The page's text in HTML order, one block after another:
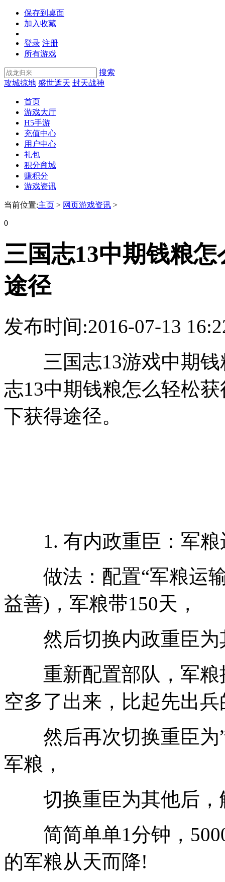
保存到桌面
加入收藏
登录 注册
所有游戏
搜索
攻城掠地 盛世遮天 封天战神
首页
游戏大厅
H5手游
充值中心
用户中心
礼包
积分商城
赚积分
游戏资讯
当前位置:主页 > 网页游戏资讯 >
0
三国志13中期钱粮
途径
发布时间:2016-07-13
三国志13游戏中期钱
志13中期钱粮怎么轻松
下获得途径。
1. 有内政重臣：军粮
做法：配置“军粮运输
益善)，军粮带150天，
然后切换内政重臣为
重新配置部队，军粮
空多了出来，比起先出
然后再次切换重臣为”
军粮，
切换重臣为其他后，
简简单单1分钟，
的军粮从天而降!